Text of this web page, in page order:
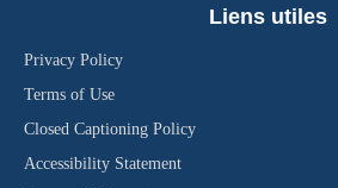
Liens utiles
Privacy Policy
Terms of Use
Closed Captioning Policy
Accessibility Statement